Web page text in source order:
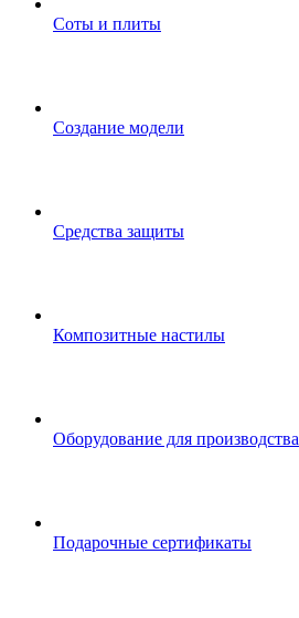
Соты и плиты
Создание модели
Средства защиты
Композитные настилы
Оборудование для производства
Подарочные сертификаты